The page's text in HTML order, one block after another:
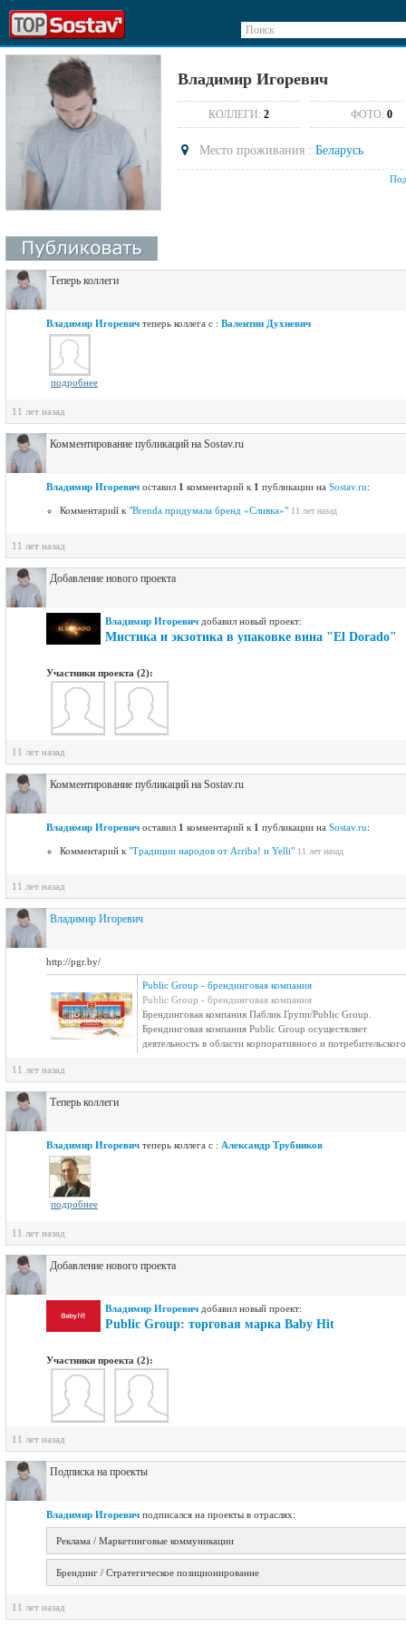
Поиск
Владимир Игоревич
КОЛЛЕГИ: 2 ФОТО: 0
Место проживания : Беларусь
Теперь коллеги
Владимир Игоревич теперь коллега с : Валентин Духневич
подробнее
11 лет назад
Комментирование публикаций на Sostav.ru
Владимир Игоревич оставил 1 комментарий к 1 публикации на Sostav.ru:
Комментарий к "Brenda придумала бренд «Сливка»" 11 лет назад
11 лет назад
Добавление нового проекта
Владимир Игоревич добавил новый проект:
Мистика и экзотика в упаковке вина "El Dorado"
Участники проекта (2):
11 лет назад
Комментирование публикаций на Sostav.ru
Владимир Игоревич оставил 1 комментарий к 1 публикации на Sostav.ru:
Комментарий к "Традиции народов от Arriba! и Yelli" 11 лет назад
11 лет назад
Владимир Игоревич
http://pgr.by/
Public Group - брендинговая компания
Public Group - брендинговая компания
Брендинговая компания Паблик Групп/Public Group.
Брендинговая компания Public Group осуществляет
деятельность в области корпоративного и потребительского
коммуникативные стратегии, рекламныеP кампании, Pайдентику, разрабатываем
11 лет назад
Теперь коллеги
Владимир Игоревич теперь коллега с : Александр Трубников
подробнее
11 лет назад
Добавление нового проекта
Владимир Игоревич добавил новый проект:
Public Group: торговая марка Baby Hit
Участники проекта (2):
11 лет назад
Подписка на проекты
Владимир Игоревич подписался на проекты в отраслях:
Реклама / Маркетинговые коммуникации
Брендинг / Стратегическое позиционирование
11 лет назад